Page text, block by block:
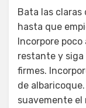
Bata las
hasta que
Incorpore
restante y
firmes.
de
suavemente